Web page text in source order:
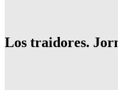
Los traidores.